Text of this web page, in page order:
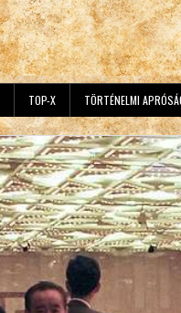
TOP-X TÖRTÉNELMI